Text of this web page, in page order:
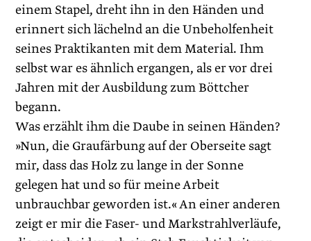
einem Stapel, dreht ihn in den Händen und
erinnert sich lächelnd an die Unbeholfenheit
seines Praktikanten mit dem Material. Ihm
selbst war es ähnlich ergangen, als er vor drei
Jahren mit der Ausbildung zum Böttcher
begann.
Was erzählt ihm die Daube in seinen Händen?
»Nun, die Graufärbung auf der Oberseite sagt
mir, dass das Holz zu lange in der Sonne
gelegen hat und so für meine Arbeit
unbrauchbar geworden ist.« An einer anderen
zeigt er mir die Faser- und Markstrahlverläufe,